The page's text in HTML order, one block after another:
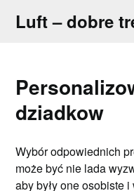
Luft – dobre
dziadkow
Wybór odpowiednich
może być nie lada
aby były one osobiste